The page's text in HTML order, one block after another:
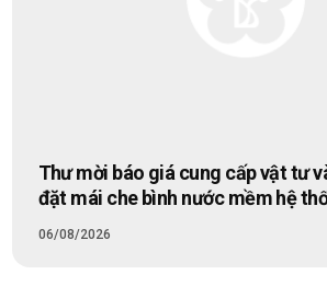
Thư mời báo giá cung cấp vật tư
đặt mái che bình nước mềm hệ
cơ sở Hà Nội
06/08/2026